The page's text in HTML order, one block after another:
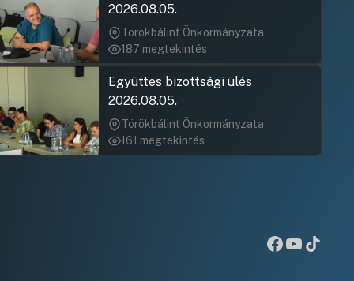
2026.08.05.
Törökbálint Önkormányzata
187 megtekintés
Együttes bizottsági ülés
2026.08.05.
Törökbálint Önkormányzata
161 megtekintés